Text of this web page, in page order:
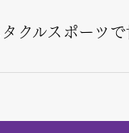
クルスポーツ